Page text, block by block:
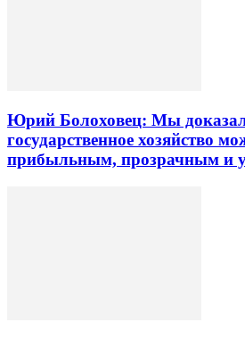
Юрий Болоховец: Мы
государственное хозяйство
прибыльным, прозрачным и